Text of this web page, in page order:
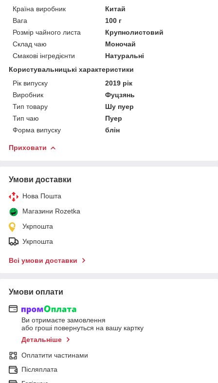
Країна виробник
Китай
Вага
100 г
Розмір чайного листа
Крупнолистовий
Склад чаю
Моночай
Смакові інгредієнти
Натуральні
Користувальницькі характеристики
Рік випуску
2019 рік
Виробник
Фуцзянь
Тип товару
Шу пуер
Тип чаю
Пуер
Форма випуску
блін
Приховати
Умови доставки
Нова Пошта
Магазини Rozetka
Укрпошта
Укрпошта
Всі умови доставки
Умови оплати
Ви отримаєте замовлення
або гроші повернуться на вашу картку
Детальніше
Оплатити частинами
Післяплата